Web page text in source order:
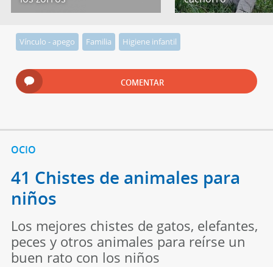
Vínculo - apego Familia Higiene infantil
COMENTAR
OCIO
41 Chistes de animales para
niños
Los mejores chistes de gatos, elefantes,
peces y otros animales para reírse un
buen rato con los niños